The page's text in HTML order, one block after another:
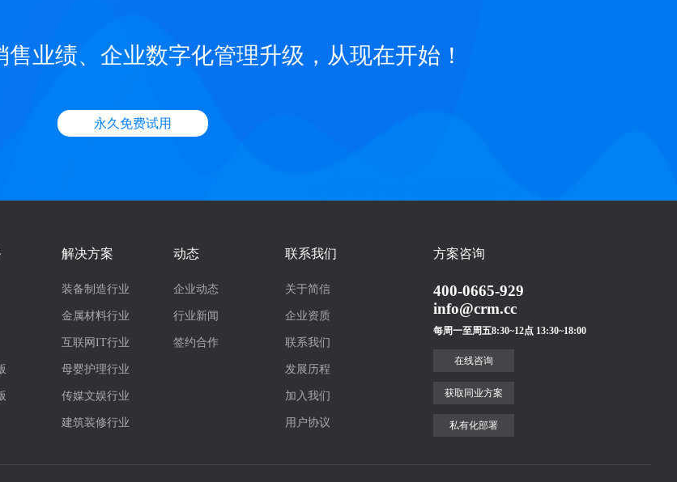
业绩、企业数字化管理升级，从现在开始！
永久免费试用
解决方案
装备制造行业
金属材料行业
互联网IT行业
母婴护理行业
传媒文娱行业
建筑装修行业
动态
企业动态
行业新闻
签约合作
联系我们
关于简信
企业资质
联系我们
发展历程
加入我们
用户协议
方案咨询
400-0665-929
info@crm.cc
每周一至周五8:30~12点 13:30~18:00
在线咨询
获取同业方案
私有化部署